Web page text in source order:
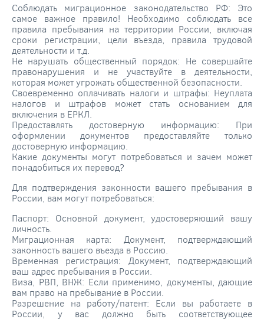
Соблюдать миграционное законодательство РФ: Это
самое важное правило! Необходимо соблюдать все
правила пребывания на территории России, включая
сроки регистрации, цели въезда, правила трудовой
деятельности и т.д.
Не нарушать общественный порядок: Не совершайте
правонарушения и не участвуйте в деятельности,
которая может угрожать общественной безопасности.
Своевременно оплачивать налоги и штрафы: Неуплата
налогов и штрафов может стать основанием для
включения в ЕРКЛ.
Предоставлять достоверную информацию: При
оформлении документов предоставляйте только
достоверную информацию.
Какие документы могут потребоваться и зачем может
понадобиться их перевод?
Для подтверждения законности вашего пребывания в
России, вам могут потребоваться:
Паспорт: Основной документ, удостоверяющий вашу
личность.
Миграционная карта: Документ, подтверждающий
законность вашего въезда в Россию.
Временная регистрация: Документ, подтверждающий
ваш адрес пребывания в России.
Виза, РВП, ВНЖ: Если применимо, документы, дающие
вам право на пребывание в России.
Разрешение на работу/патент: Если вы работаете в
России, у вас должно быть соответствующее